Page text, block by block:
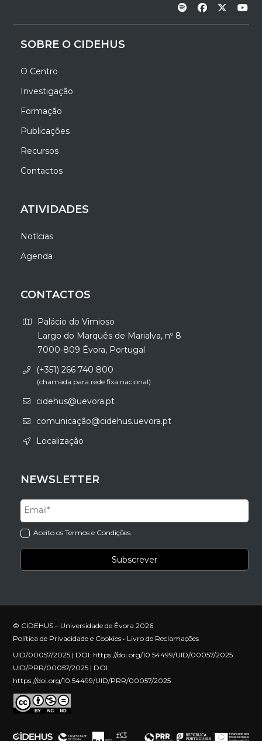
SOBRE O CIDEHUS
O Centro
Investigação
Formação
Publicações
Recursos
Contactos
ATIVIDADES
Notícias
Agenda
CONTACTOS
Palácio do Vimioso
Largo do Marquês de Marialva, nº 8
7000-809 Évora, Portugal
(+351) 266 740 800
(chamada para rede fixa nacional)
cidehus@uevora.pt
comunicação@cidehus.uevora.pt
Localização
NEWSLETTER
Aceito os Termos e Condições.
© CIDEHUS – Universidade de Évora 2026
Política de Privacidade e Cookies • Livro de Reclamações
UID/00057/2025 | DOI: https://doi.org/10.54499/UID/00057/2025
UID/PRR/00057/2025 | DOI:
https://doi.org/10.54499/UID/PRR/00057/2025